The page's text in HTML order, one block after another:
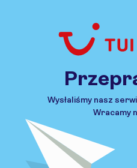
Przejdź do TUI.pl
Wysłaliśmy nasz
Wracamy